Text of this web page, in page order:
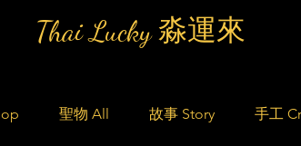
Thai Lucky 淼運來
聖物 All 故事 Story 手工